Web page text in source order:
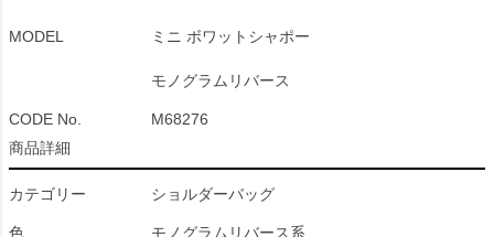
MODEL ミニ ボワットシャポー
モノグラムリバース
CODE No.
M68276
商品詳細
カテゴリー ショルダーバッグ
色 モノグラムリバース系